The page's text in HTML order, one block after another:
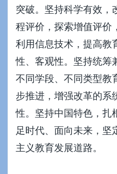
突破。坚持科学有效，
程评价，探索增值评价
利用信息技术，提高教
性、客观性。坚持统筹
不同学段、不同类型教
步推进，增强改革的系
性。坚持中国特色，扎
足时代、面向未来，坚
主义教育发展道路。